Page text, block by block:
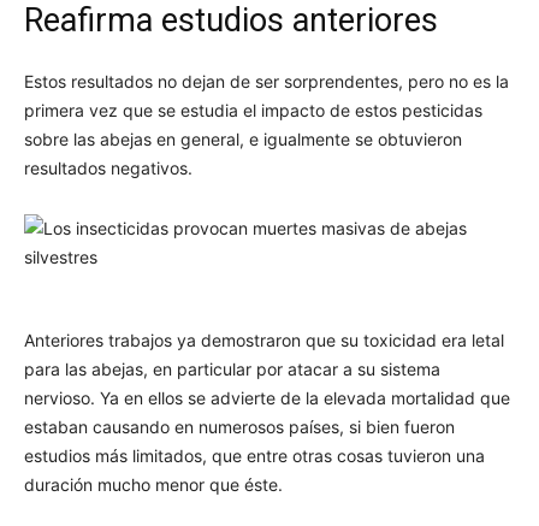
Reafirma estudios anteriores
Estos resultados no dejan de ser sorprendentes, pero no es la
primera vez que se estudia el impacto de estos pesticidas
sobre las abejas en general, e igualmente se obtuvieron
resultados negativos.
Anteriores trabajos ya demostraron que su toxicidad era letal
para las abejas, en particular por atacar a su sistema
nervioso. Ya en ellos se advierte de la elevada mortalidad que
estaban causando en numerosos países, si bien fueron
estudios más limitados, que entre otras cosas tuvieron una
duración mucho menor que éste.